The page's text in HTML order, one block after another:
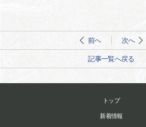
前へ 次へ
記事一覧へ戻る
トップ
新着情報